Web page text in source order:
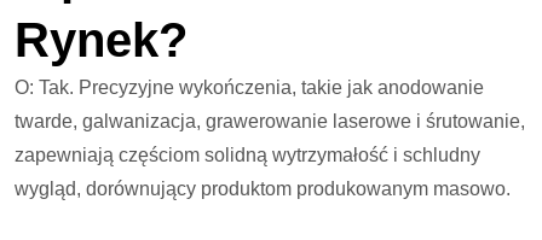
Rynek?
O: Tak. Precyzyjne wykończenia, takie jak anodowanie
twarde, galwanizacja, grawerowanie laserowe i śrutowanie,
zapewniają częściom solidną wytrzymałość i schludny
wygląd, dorównujący produktom produkowanym masowo.